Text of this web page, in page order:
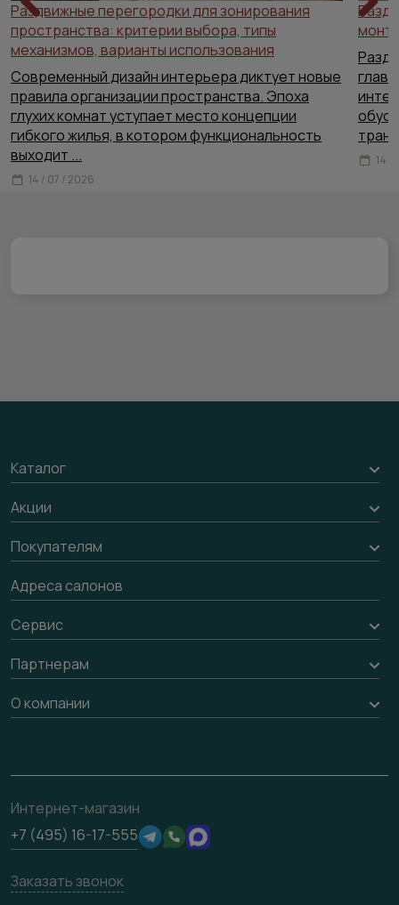
Раздвижные перегородки для зонирования
пространства: критерии выбора, типы
механизмов, варианты использования
Современный дизайн интерьера диктует новые
правила организации пространства. Эпоха
глухих комнат уступает место концепции
гибкого жилья, в котором функциональность
выходит ...
14 / 07 / 2026
14 /
Previous Next
Каталог
Межкомнатные двери
Межкомнатные перегородки
Алюминиевые двери
Стеновые панели
Погонаж
Накладки на дверь
Акции
Акции компании
Покупателям
Доставка
Обмен и возврат
Гарантия
Вопрос-ответ
Техническая информация
Юридическая информация
Адреса салонов
Сервис
Вызов замерщика
Монтаж
Подготовка проемов
Партнерам
Дизайнерам / архитекторам
О компании
Сертификаты
Производство
Медиацентр
Интернет-магазин
+7 (495) 16-17-555
Заказать звонок